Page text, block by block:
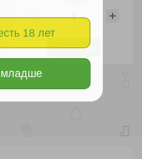
18 лет
младше
В корзину